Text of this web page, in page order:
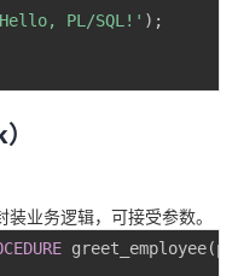
PL/SQL!' ) ;
装业务逻辑，可接受参数。
greet_employee(